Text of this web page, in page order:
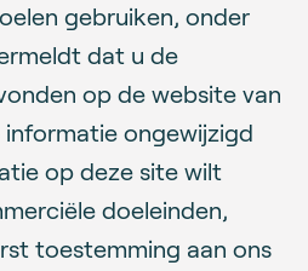
gebruiken, onder
dat u de
op de website van
ongewijzigd
op deze site wilt
doeleinden,
toestemming aan ons